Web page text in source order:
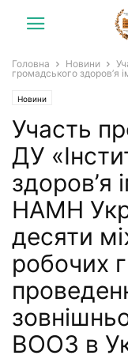
Головна Новини
громадського
Новини
Участь
ДУ
НАМН
десяти
робочих
ВООЗ в